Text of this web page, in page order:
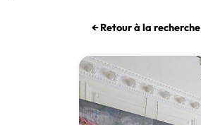
← Retour à la recherche